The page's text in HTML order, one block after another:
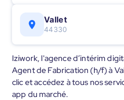
Vallet
44330
Iziwork, l'agence d’intérim
Agent de Fabrication (h/f) à
clic et accédez à tous nos
app du marché.